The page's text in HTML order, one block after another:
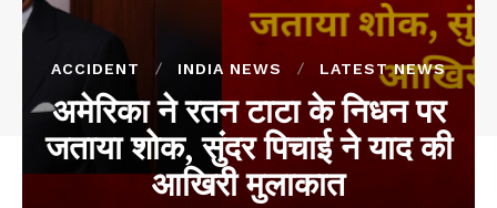
ACCIDENT INDIA NEWS LATEST NEWS
अमेरिका ने रतन टाटा के निधन पर
जताया शोक, सुंदर पिचाई ने याद की
आखिरी मुलाकात